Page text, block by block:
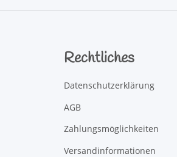
Rechtliches
Datenschutzerklärung
AGB
Zahlungsmöglichkeiten
Versandinformationen